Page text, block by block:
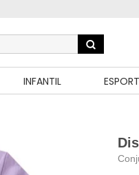
INFANTIL